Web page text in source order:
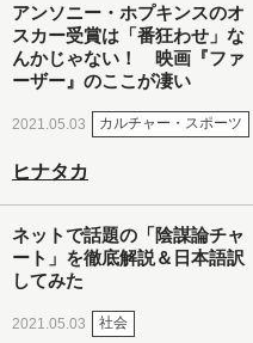
アンソニー・ホプキンスのオ
スカー受賞は「番狂わせ」な
んかじゃない！ 映画『ファ
ーザー』のここが凄い
2021.05.03 カルチャー・スポーツ
ヒナタカ
ネットで話題の「陰謀論チャ
ート」を徹底解説＆日本語訳
してみた
2021.05.03 社会